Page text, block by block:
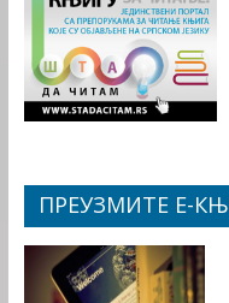
ПРЕУЗМИТЕ Е-